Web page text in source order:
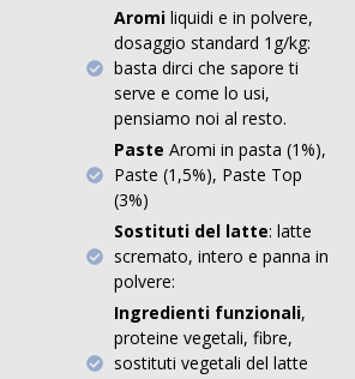
Aromiliquidi e in polvere,
dosaggio standard 1g/kg:
basta dirci che sapore ti
serve e come lo usi,
pensiamo noi al resto.
Paste Aromi in pasta (1%),
Paste (1,5%), Paste Top
(3%)
Sostituti del latte: latte
scremato, intero e panna in
polvere:
Ingredienti funzionali,
proteine vegetali, fibre,
sostituti vegetali del latte